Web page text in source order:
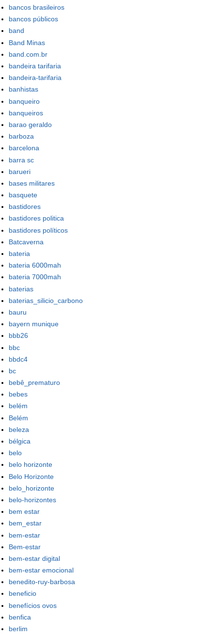
bancos brasileiros
bancos públicos
band
Band Minas
band.com.br
bandeira tarifaria
bandeira-tarifaria
banhistas
banqueiro
banqueiros
barao geraldo
barboza
barcelona
barra sc
barueri
bases militares
basquete
bastidores
bastidores politica
bastidores políticos
Batcaverna
bateria
bateria 6000mah
bateria 7000mah
baterias
baterias_silicio_carbono
bauru
bayern munique
bbb26
bbc
bbdc4
bc
bebê_prematuro
bebes
belém
Belém
beleza
bélgica
belo
belo horizonte
Belo Horizonte
belo_horizonte
belo-horizontes
bem estar
bem_estar
bem-estar
Bem-estar
bem-estar digital
bem-estar emocional
benedito-ruy-barbosa
beneficio
benefícios ovos
benfica
berlim